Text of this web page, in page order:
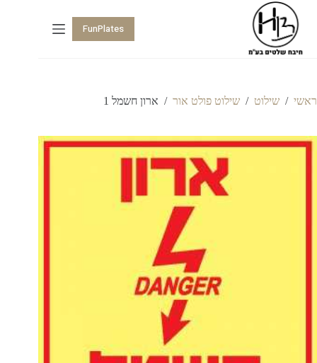
FunPlates
ראשי / שילוט / שילוט פולט אור / ארון חשמל 1